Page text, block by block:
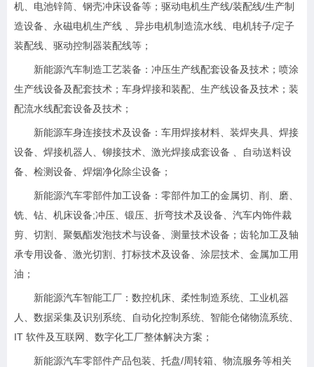
机、电池锌筒、钢壳冲床设备等；驱动电机生产线/装配线/生产制
造设备、永磁电机生产线 、异步电机制造流水线、电机转子/定子
装配线、驱动控制器装配线等；
新能源汽车制造工艺装备：冲压生产线配套设备及技术；喷涂
生产线设备及配套技术；车身焊接和装配、生产线设备及技术；装
配流水线配套设备及技术；
新能源车身连接技术及设备：车用焊接材料、装焊夹具、焊接
设备、焊接机器人、铆接技术、激光焊接成套设备 、自动送料设
备、检测设备、焊烟净化除尘设备；
新能源汽车零部件加工设备：零部件加工的金属切、削、磨、
铣、钻、机床设备;冲压、锻压、折弯技术及设备、汽车内饰件裁
剪、切割、聚氨酯发泡技术与设备、测量技术设备；齿轮加工及轴
承专用设备、激光切割、打标技术及设备、涂层技术、金属加工用
油；
新能源汽车智能工厂：数控机床、柔性制造系统、工业机器
人、数据采集及识别系统、自动化控制系统、智能仓储物流系统、
IT 软件及互联网、数字化工厂整体解决方案；
新能源汽车零部件产品包装、托盘/周转箱、物流服务等相关